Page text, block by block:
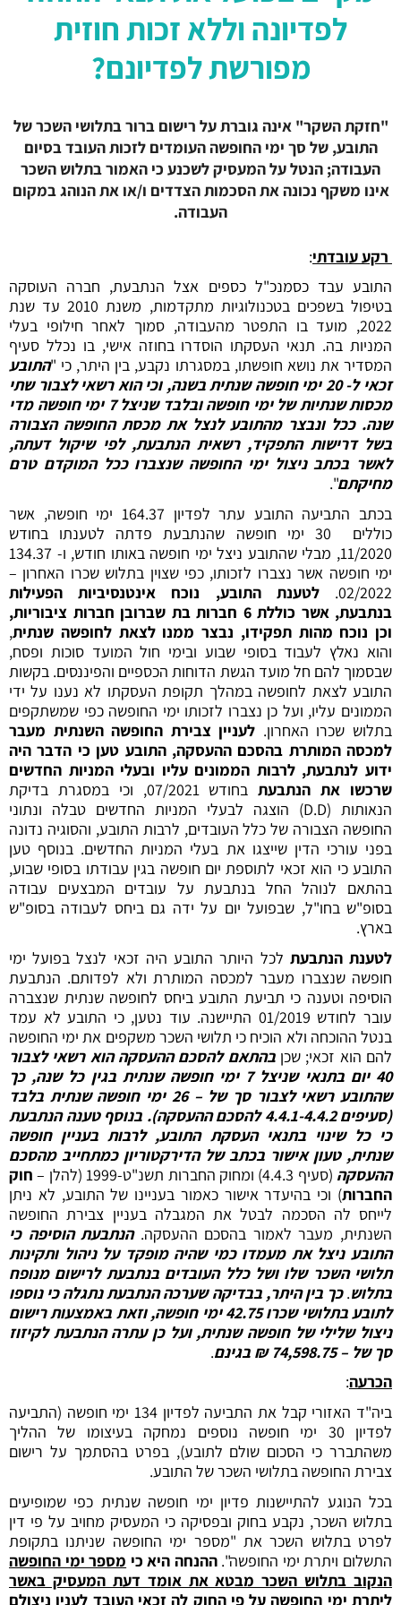
לפדיונה וללא זכות חוזית
מפורשת לפדיונם?
"חזקת השקר" אינה גוברת על רישום ברור בתלושי השכר של
התובע, של סך ימי החופשה העומדים לזכות העובד בסיום
העבודה; הנטל על המעסיק לשכנע כי האמור בתלוש השכר
אינו משקף נכונה את הסכמות הצדדים ו/או את הנוהג במקום
העבודה.
רקע עובדתי:
התובע עבד כסמנכ"ל כספים אצל הנתבעת, חברה העוסקה
בטיפול בשפכים בטכנולוגיות מתקדמות, משנת 2010 עד שנת
2022, מועד בו התפטר מהעבודה, סמוך לאחר חילופי בעלי
המניות בה. תנאי העסקתו הוסדרו בחוזה אישי, בו נכלל סעיף
המסדיר את נושא חופשתו, במסגרתו נקבע, בין היתר, כי "התובע
זכאי ל- 20 ימי חופשה שנתית בשנה, וכי הוא רשאי לצבור שתי
מכסות שנתיות של ימי חופשה ובלבד שניצל 7 ימי חופשה מדי
שנה. ככל ונבצר מהתובע לנצל את מכסת החופשה הצבורה
בשל דרישות התפקיד, רשאית הנתבעת, לפי שיקול דעתה,
לאשר בכתב ניצול ימי החופשה שנצברו ככל המוקדם טרם
מחיקתם".
בכתב התביעה התובע עתר לפדיון 164.37 ימי חופשה, אשר
כוללים 30 ימי חופשה שהנתבעת פדתה לטענתו בחודש
11/2020, מבלי שהתובע ניצל ימי חופשה באותו חודש, ו- 134.37
ימי חופשה אשר נצברו לזכותו, כפי שצוין בתלוש שכרו האחרון –
02/2022.
לטענת התובע, נוכח אינטנסיביות הפעילות
בנתבעת, אשר כוללת 6 חברות בת שברובן חברות ציבוריות,
וכן נוכח מהות תפקידו, נבצר ממנו לצאת לחופשה שנתית,
והוא נאלץ לעבוד בסופי שבוע ובימי חול המועד סוכות ופסח,
שבסמוך להם חל מועד הגשת הדוחות הכספיים והפיננסים. בקשות
התובע לצאת לחופשה במהלך תקופת העסקתו לא נענו על ידי
הממונים עליו, ועל כן נצברו לזכותו ימי החופשה כפי שמשתקפים
בתלוש שכרו האחרון. לעניין צבירת החופשה השנתית מעבר
למכסה המותרת בהסכם ההעסקה, התובע טען כי הדבר היה
ידוע לנתבעת, לרבות הממונים עליו ובעלי המניות החדשים
שרכשו את הנתבעת
בחודש 07/2021, וכי במסגרת בדיקת
הנאותות (D.D) הוצגה לבעלי המניות החדשים טבלה ונתוני
החופשה הצבורה של כלל העובדים, לרבות התובע, והסוגיה נדונה
בפני עורכי הדין שייצגו את בעלי המניות החדשים. בנוסף טען
התובע כי הוא זכאי לתוספת יום חופשה בגין עבודתו בסופי שבוע,
בהתאם לנוהל החל בנתבעת על עובדים המבצעים עבודה
בסופ"ש בחו"ל, שבפועל יום על ידה גם ביחס לעבודה בסופ"ש
בארץ.
לטענת הנתבעת לכל היותר התובע היה זכאי לנצל בפועל ימי
חופשה שנצברו מעבר למכסה המותרת ולא לפדותם. הנתבעת
הוסיפה וטענה כי תביעת התובע ביחס לחופשה שנתית שנצברה
עובר לחודש 01/2019 התיישנה. עוד נטען, כי התובע לא עמד
בנטל ההוכחה ולא הוכיח כי תלושי השכר משקפים את ימי החופשה
להם הוא זכאי; שכןבהתאם להסכם ההעסקה הוא רשאי לצבור
40 יום בתנאי שניצל 7 ימי חופשה שנתית בגין כל שנה, כך
שהתובע רשאי לצבור סך של – 26 ימי חופשה שנתית בלבד
(סעיפים 4.4.1-4.4.2 להסכם ההעסקה). בנוסף טענה הנתבעת
כי כל שינוי בתנאי העסקת התובע, לרבות בעניין חופשה
שנתית, טעון אישור בכתב של הדירקטוריון כמתחייב מהסכם
ההעסקה (סעיף 4.4.3) ומחוק החברות תשנ"ט-1999 (להלן –
חוק
החברות) וכי בהיעדר אישור כאמור בעניינו של התובע, לא ניתן
לייחס לה הסכמה לבטל את המגבלה בעניין צבירת החופשה
השנתית, מעבר לאמור בהסכם ההעסקה.הנתבעת הוסיפה כי
התובע ניצל את מעמדו כמי שהיה מופקד על ניהול ותקינות
תלושי השכר שלו ושל כלל העובדים בנתבעת לרישום מנופח
בתלוש.כך בין היתר, בבדיקה שערכה הנתבעת נתגלה כי נוספו
לתובע בתלושי שכרו 42.75 ימי חופשה, וזאת באמצעות רישום
ניצול שלילי של חופשה שנתית, ועל כן עתרה הנתבעת לקיזוז
סך של – 74,598.75 ₪ בגינם
.
הכרעה:
ביה"ד האזורי קבל את התביעה לפדיון 134 ימי חופשה (התביעה
לפדיון 30 ימי חופשה נוספים נמחקה בעיצומו של ההליך
משהתברר כי הסכום שולם לתובע), בפרט בהסתמך על רישום
צבירת החופשה בתלושי השכר של התובע.
בכל הנוגע להתיישנות פדיון ימי חופשה שנתית כפי שמופיעים
בתלוש השכר, נקבע בחוק ובפסיקה כי המעסיק מחויב על פי דין
לפרט בתלוש השכר את "מספר ימי החופשה שניתנו בתקופת
התשלום ויתרת ימי החופשה". ההנחה היא כי מספר ימי החופשה
הנקוב בתלוש השכר מבטא את אומד דעת המעסיק באשר
ליתרת ימי החופשה על פי החוק לה זכאי העובד לענין ניצולם